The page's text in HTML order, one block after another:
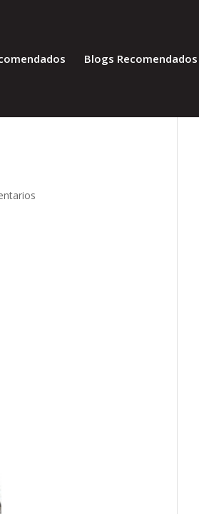
Blogs Recomendados